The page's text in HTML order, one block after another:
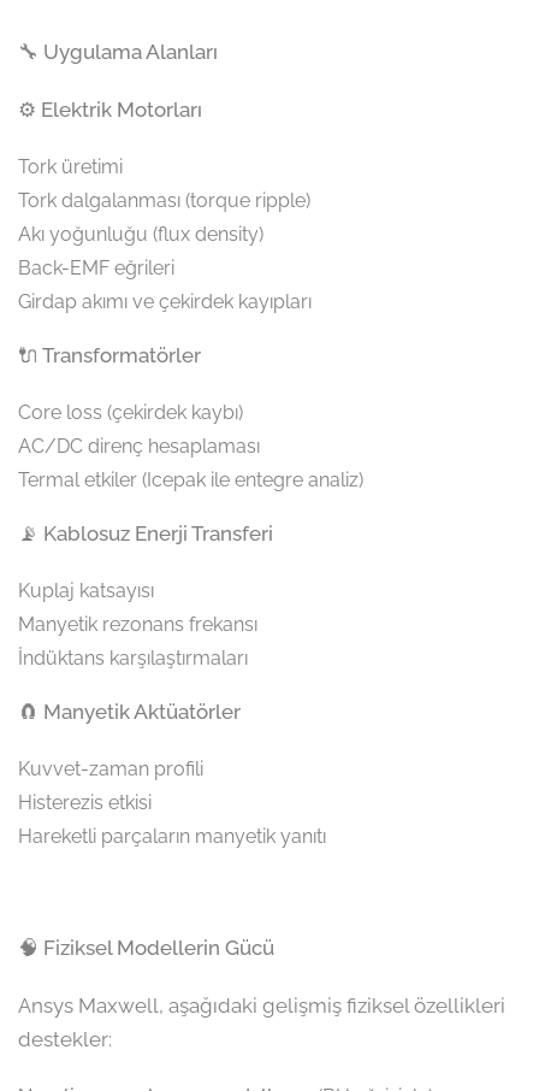
🔧 Uygulama Alanları
⚙️ Elektrik Motorları
Tork üretimi
Tork dalgalanması (torque ripple)
Akı yoğunluğu (flux density)
Back-EMF eğrileri
Girdap akımı ve çekirdek kayıpları
🔌 Transformatörler
Core loss (çekirdek kaybı)
AC/DC direnç hesaplaması
Termal etkiler (Icepak ile entegre analiz)
📡 Kablosuz Enerji Transferi
Kuplaj katsayısı
Manyetik rezonans frekansı
İndüktans karşılaştırmaları
🧲 Manyetik Aktüatörler
Kuvvet-zaman profili
Histerezis etkisi
Hareketli parçaların manyetik yanıtı
🧠 Fiziksel Modellerin Gücü
Ansys Maxwell, aşağıdaki gelişmiş fiziksel özellikleri
destekler: